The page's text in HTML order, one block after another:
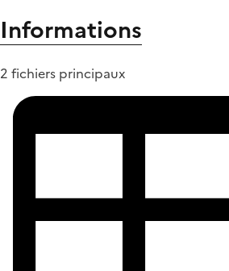
Informations
2 fichiers principaux